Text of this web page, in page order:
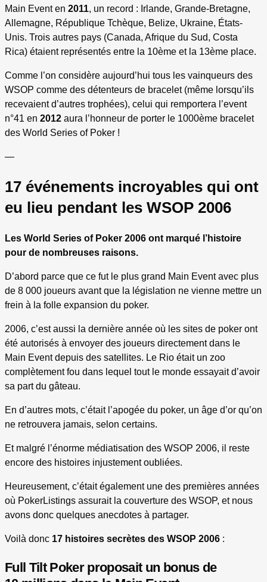
Main Event en 2011, un record : Irlande, Grande-Bretagne,
Allemagne, République Tchèque, Belize, Ukraine, États-
Unis. Trois autres pays (Canada, Afrique du Sud, Costa
Rica) étaient représentés entre la 10ème et la 13ème place.
Comme l’on considère aujourd’hui tous les vainqueurs des
WSOP comme des détenteurs de bracelet (même lorsqu’ils
recevaient d’autres trophées), celui qui remportera l’event
n°41 en 2012 aura l’honneur de porter le 1000ème bracelet
des World Series of Poker !
—
17 événements incroyables qui ont
eu lieu pendant les WSOP 2006
Les World Series of Poker 2006 ont marqué l’histoire
pour de nombreuses raisons.
D’abord parce que ce fut le plus grand Main Event avec plus
de 8 000 joueurs avant que la législation ne vienne mettre un
frein à la folle expansion du poker.
2006, c’est aussi la dernière année où les sites de poker ont
été autorisés à envoyer des joueurs directement dans le
Main Event depuis des satellites. Le Rio était un zoo
complètement fou dans lequel tout le monde essayait d’avoir
sa part du gâteau.
En d’autres mots, c’était l’apogée du poker, un âge d’or qu’on
ne retrouvera jamais, selon certains.
Et malgré l’énorme médiatisation des WSOP 2006, il reste
encore des histoires injustement oubliées.
Heureusement, c’était également une des premières années
où PokerListings assurait la couverture des WSOP, et nous
avons donc quelques anecdotes à partager.
Voilà donc 17 histoires secrètes des WSOP 2006 :
Full Tilt Poker proposait un bonus de